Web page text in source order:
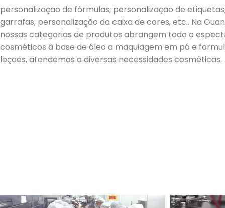
personalização de fórmulas, personalização de
garrafas, personalização da caixa de cores, etc.. Na
nossas categorias de produtos abrangem todo o
cosméticos à base de óleo a maquiagem em pó e
loções, atendemos a diversas necessidades cosméticas.